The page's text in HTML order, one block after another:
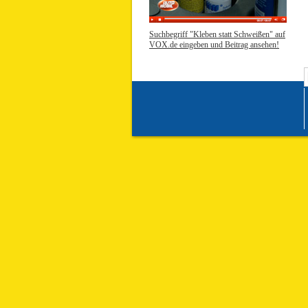
Suchbegriff "Kleben statt Schweißen" auf
VOX.de eingeben und Beitrag ansehen!